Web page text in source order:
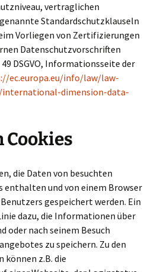
vertraglichen
Standardschutzklauseln
Vorliegen von Zertifizierungen
Datenschutzvorschriften
DSGVO, Informationsseite der
ec.europa.eu/info/law/law-
dimension-data-
Cookies
die Daten von besuchten
enthalten und von einem Browser
gespeichert werden. Ein
dazu, die Informationen über
oder nach seinem Besuch
zu speichern. Zu den
können z.B. die